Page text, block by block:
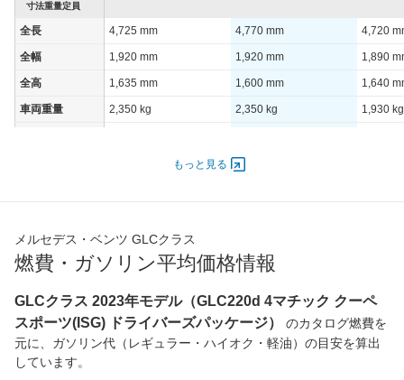
寸法重量定員
全長 4,725 mm 4,770 mm 4,720
全幅 1,920 mm 1,920 mm 1,890
全高 1,635 mm 1,600 mm 1,640
車両重量 2,350 kg 2,350 kg 1,930 kg
5ドア
最高出力 150.00 [204]/ 6,750 150.00 [204]/ 6,750
過給機 - - -
タイヤ
前輪サイズ 255/45R20
もっと見る
メルセデス・ベンツ GLCクラス
燃費・ガソリン平均価格情報
GLCクラス 2023年モデル（GLC220d 4マチック クーペ
スポーツ(ISG) ドライバーズパッケージ）
のカタログ燃費を
元に、ガソリン代（レギュラー・ハイオク・軽油）の目安を算出
しています。